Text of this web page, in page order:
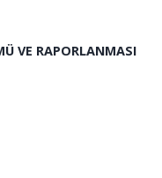
VE RAPORLANMASI